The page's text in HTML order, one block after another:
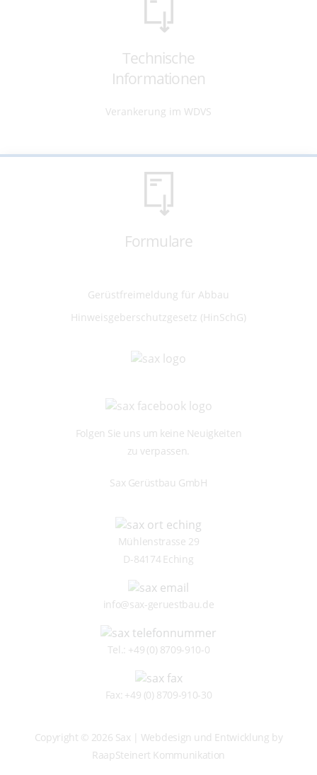
Technische
Informationen
Verankerung im WDVS
Formulare
Gerüstfreimeldung für Abbau
Hinweisgeberschutzgesetz (HinSchG)
Folgen Sie uns um keine Neuigkeiten
zu verpassen.
Sax Gerüstbau GmbH
Mühlenstrasse 29
D-84174 Eching
info@sax-geruestbau.de
Tel.: +49 (0) 8709-910-0
Fax: +49 (0) 8709-910-30
Copyright © 2026 Sax | Webdesign und Entwicklung by
RaapSteinert Kommunikation